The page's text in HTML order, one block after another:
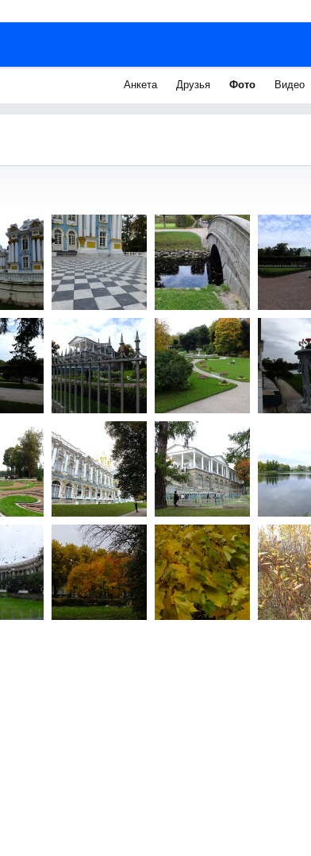
Анкета Друзья Фото Видео